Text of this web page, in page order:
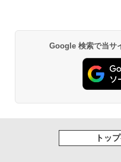
￥5,990
￥
￥250
￥250
【
ET ラベ
￥1,112
￥1,117
エース)
￥832
￥594
Google 検索で当サ
トッ